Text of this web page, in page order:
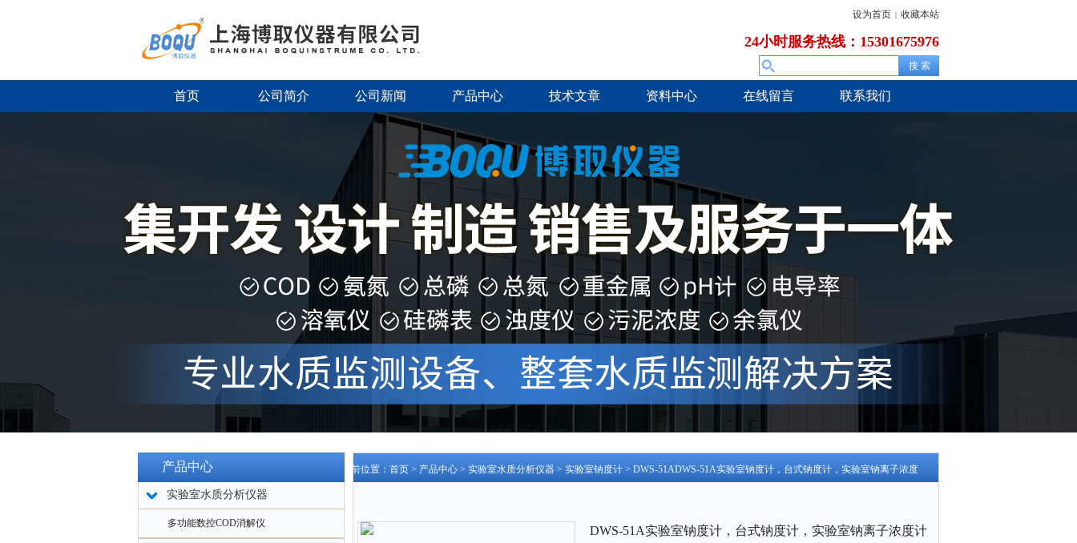
设为首页 | 收藏本站
24小时服务热线：15301675976
首页 公司简介 公司新闻 产品中心 技术文章 资料中心 在线留言 联系我们
产品中心
实验室水质分析仪器
多功能数控COD消解仪
当前位置： 首页 > 产品中心 > 实验室水质分析仪器 > 实验室钠度计 > DWS-51ADWS-51A实验室钠度计，台式钠度计，实验室钠离子浓度
DWS-51A实验室钠度计，台式钠度计，实验室钠离子浓度计